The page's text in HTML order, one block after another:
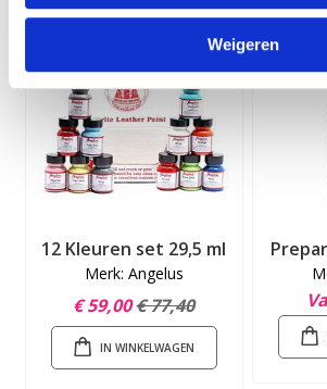
Weigeren
12 Kleuren set 29,5 ml
Merk: Angelus
€ 59,00€ 77,40
IN WINKELWAGEN